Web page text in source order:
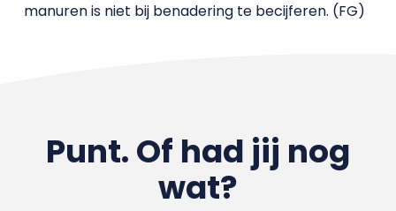
manuren is niet bij benadering te becijferen. (FG)
Punt. Of had jij nog
wat?